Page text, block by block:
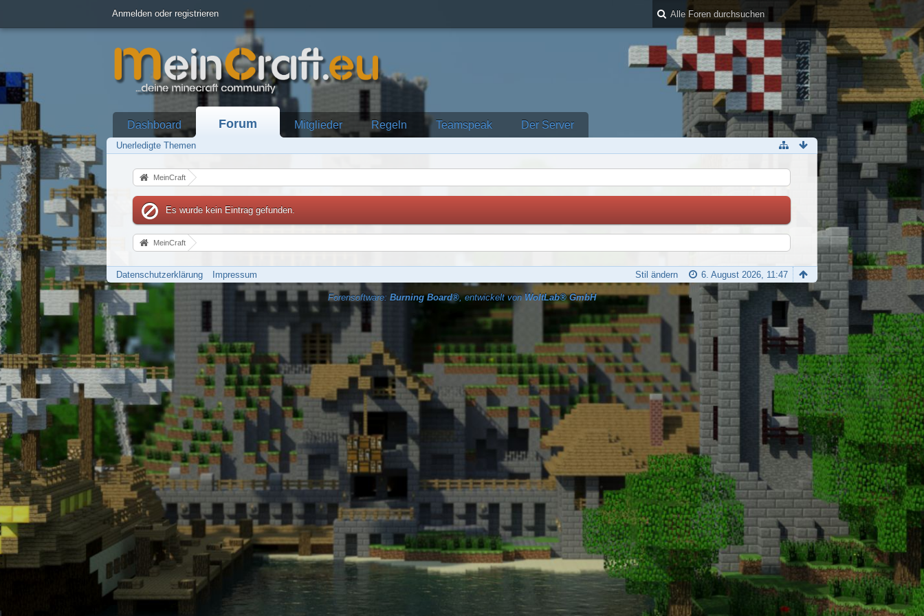
Anmelden oder registrieren
Dashboard Forum Mitglieder Regeln Teamspeak Der Server
Unerledigte Themen
MeinCraft
Es wurde kein Eintrag gefunden.
MeinCraft
Datenschutzerklärung Impressum 6. August 2026, 11:47
Stil ändern
Forensoftware: Burning Board®, entwickelt vonWoltLab® GmbH